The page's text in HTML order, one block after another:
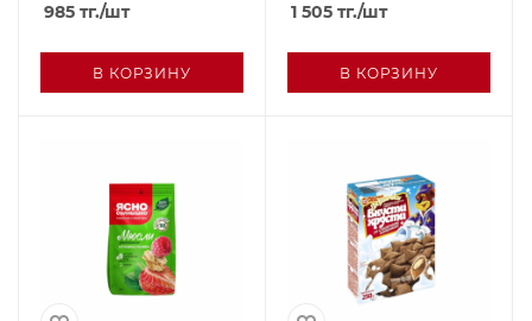
985 тг./шт
В КОРЗИНУ
1 505 тг./шт
В КОРЗИНУ